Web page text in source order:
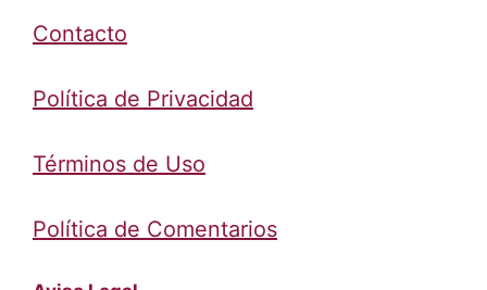
Contacto
Política de Privacidad
Términos de Uso
Política de Comentarios